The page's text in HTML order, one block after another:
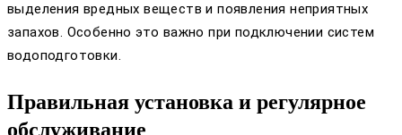
выделения вредных веществ и появления неприятных
запахов. Особенно это важно при подключении систем
водоподготовки.
Правильная установка и регулярное
обслуживание